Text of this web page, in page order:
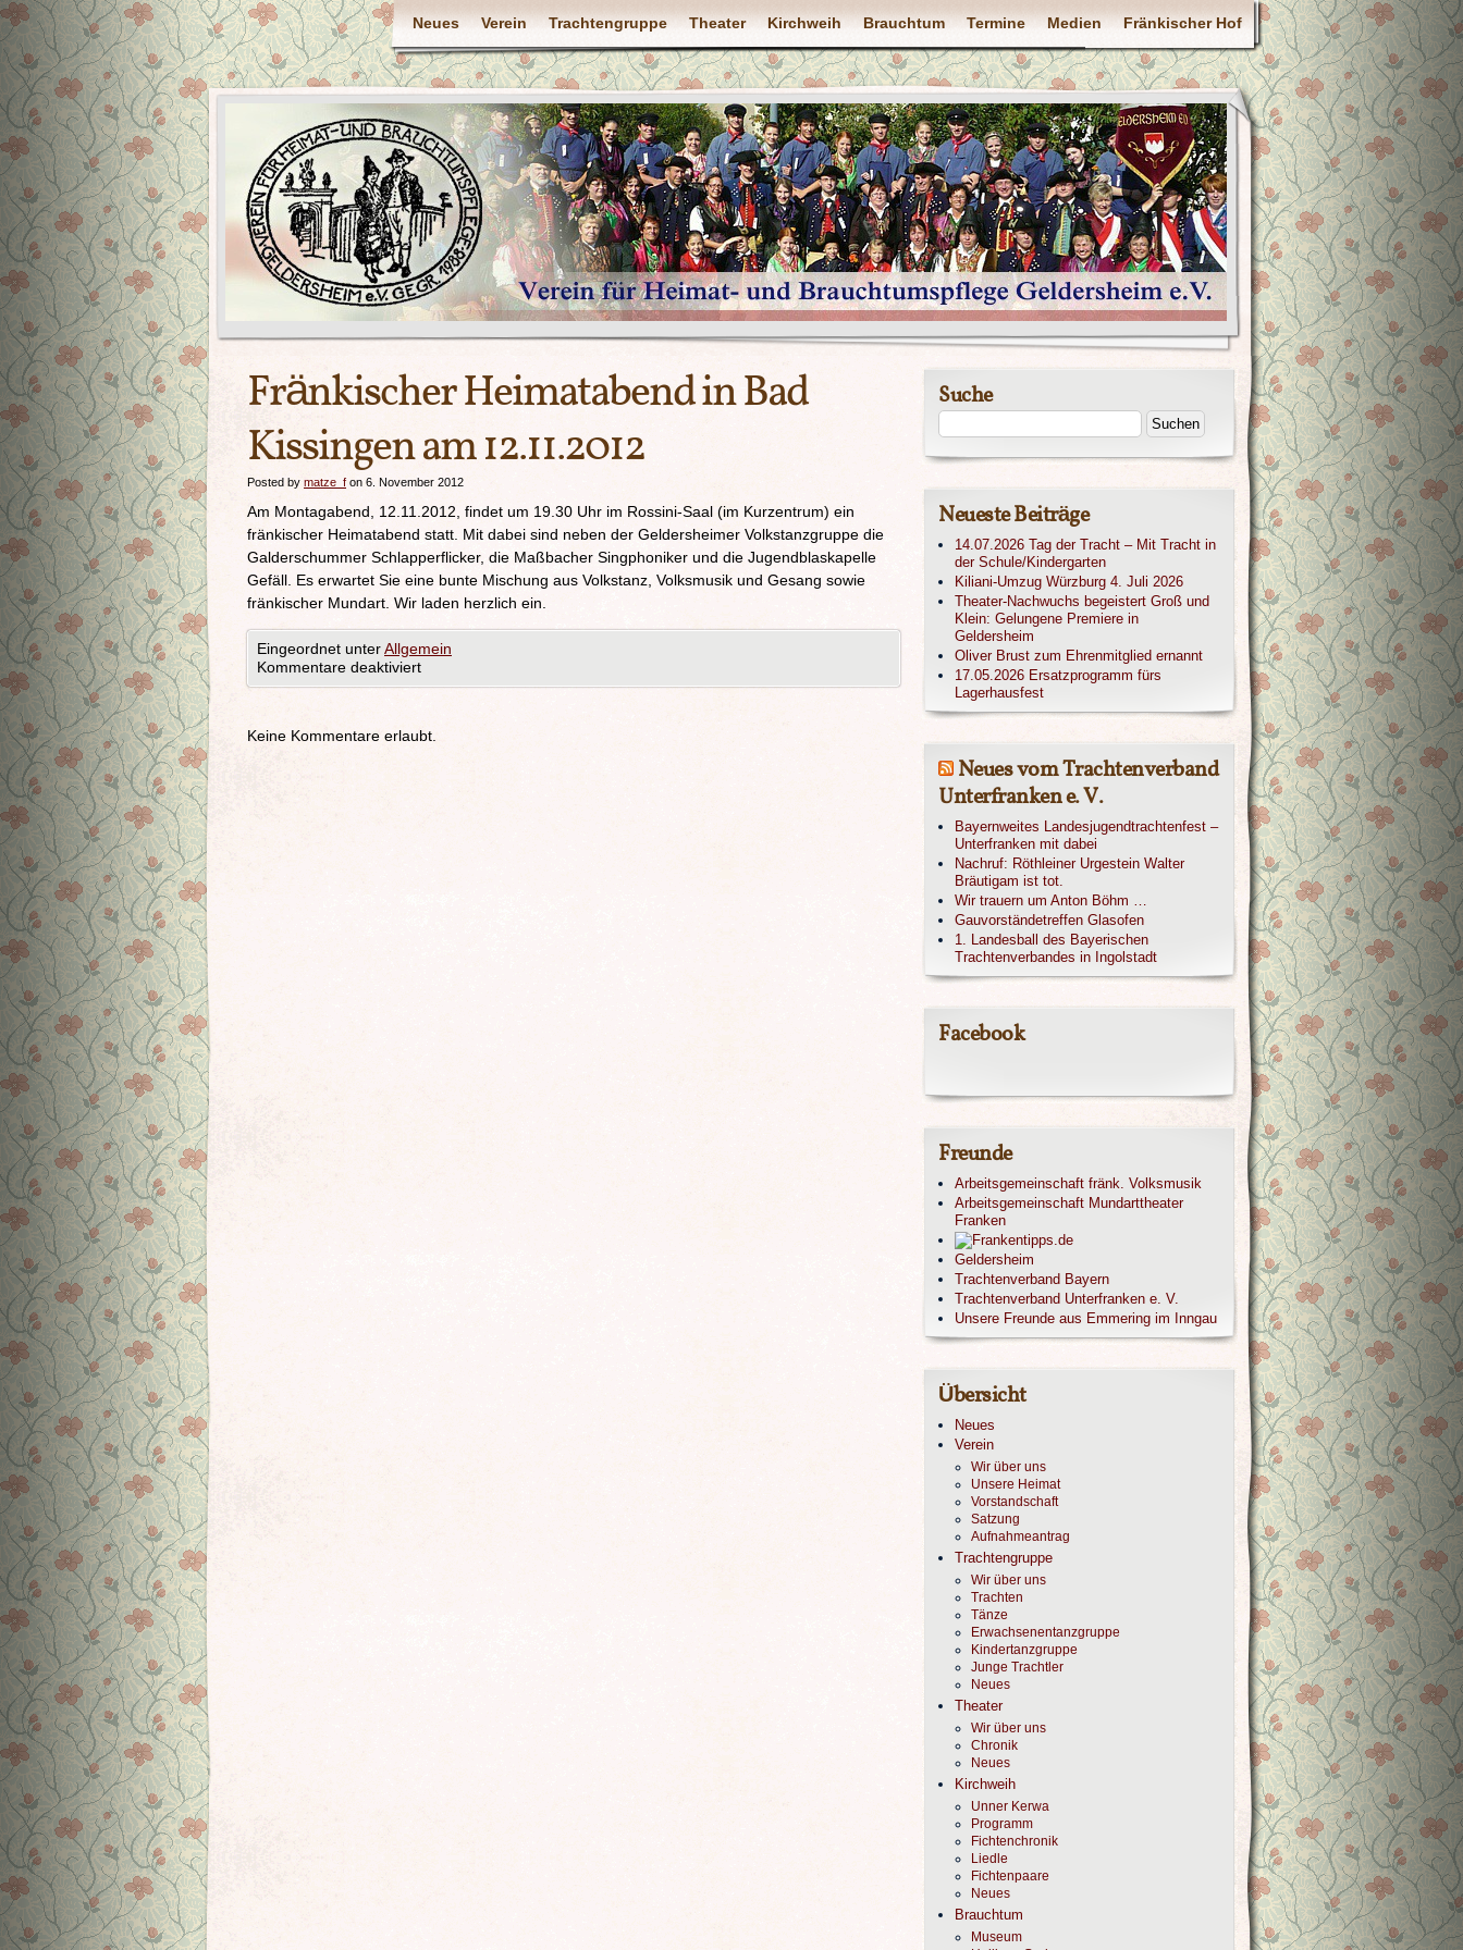
Neues Verein Trachtengruppe Theater Kirchweih Brauchtum Termine Medien Fränkischer Hof
Fränkischer Heimatabend in Bad
Kissingen am 12.11.2012
Posted by matze_f on 6. November 2012
Am Montagabend, 12.11.2012, findet um 19.30 Uhr im Rossini-Saal (im Kurzentrum) ein
fränkischer Heimatabend statt. Mit dabei sind neben der Geldersheimer Volkstanzgruppe die
Galderschummer Schlapperflicker, die Maßbacher Singphoniker und die Jugendblaskapelle
Gefäll. Es erwartet Sie eine bunte Mischung aus Volkstanz, Volksmusik und Gesang sowie
fränkischer Mundart. Wir laden herzlich ein.
Eingeordnet unterAllgemein
Kommentare deaktiviert
Keine Kommentare erlaubt.
Suche
Neueste Beiträge
14.07.2026 Tag der Tracht – Mit Tracht in
der Schule/Kindergarten
Kiliani-Umzug Würzburg 4. Juli 2026
Theater-Nachwuchs begeistert Groß und
Klein: Gelungene Premiere in
Geldersheim
Oliver Brust zum Ehrenmitglied ernannt
17.05.2026 Ersatzprogramm fürs
Lagerhausfest
Neues vom Trachtenverband
Unterfranken e. V.
Bayernweites Landesjugendtrachtenfest –
Unterfranken mit dabei
Nachruf: Röthleiner Urgestein Walter
Bräutigam ist tot.
Wir trauern um Anton Böhm …
Gauvorständetreffen Glasofen
1. Landesball des Bayerischen
Trachtenverbandes in Ingolstadt
Facebook
Freunde
Arbeitsgemeinschaft fränk. Volksmusik
Arbeitsgemeinschaft Mundarttheater
Franken
Geldersheim
Trachtenverband Bayern
Trachtenverband Unterfranken e. V.
Unsere Freunde aus Emmering im Inngau
Übersicht
Neues
Verein
Wir über uns
Unsere Heimat
Vorstandschaft
Satzung
Aufnahmeantrag
Trachtengruppe
Wir über uns
Trachten
Tänze
Erwachsenentanzgruppe
Kindertanzgruppe
Junge Trachtler
Neues
Theater
Wir über uns
Chronik
Neues
Kirchweih
Unner Kerwa
Programm
Fichtenchronik
Liedle
Fichtenpaare
Neues
Brauchtum
Museum